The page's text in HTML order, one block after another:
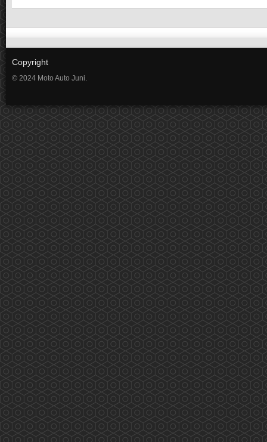
Copyright
© 2024 Moto Auto Juni.